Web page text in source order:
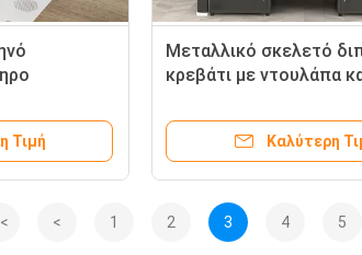
πλαίσιο
Τιμή
Μεταλλικό σκελετό
κρεβάτι με ντουλάπα
Καλύτερη
< 1 2 3 4 5